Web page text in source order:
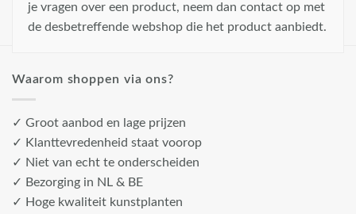
je vragen over een product, neem dan contact op met
de desbetreffende webshop die het product aanbiedt.
Waarom shoppen via ons?
✓ Groot aanbod en lage prijzen
✓ Klanttevredenheid staat voorop
✓ Niet van echt te onderscheiden
✓ Bezorging in NL & BE
✓ Hoge kwaliteit kunstplanten